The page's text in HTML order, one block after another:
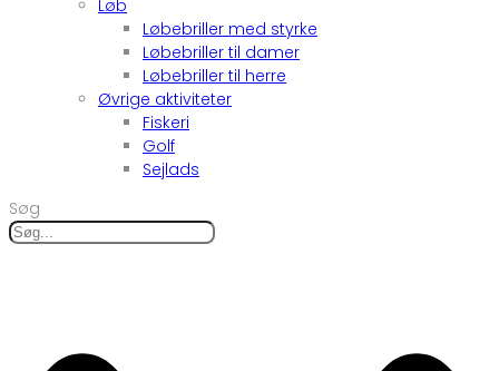
Løb
Løbebriller med styrke
Løbebriller til damer
Løbebriller til herre
Øvrige aktiviteter
Fiskeri
Golf
Sejlads
Søg